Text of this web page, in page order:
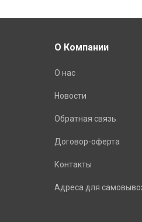
О Компании
О нас
Новости
Обратная связь
Договор-оферта
Контакты
Адреса для